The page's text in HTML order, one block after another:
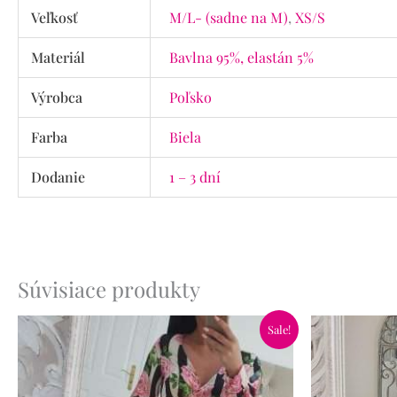
Veľkosť M/L- (sadne na M),XS/S
Materiál Bavlna 95%, elastán 5%
Výrobca Poľsko
Farba Biela
Dodanie 1 – 3 dní
Súvisiace produkty
Sale!
Pôvodná
cena
bola:
59.90€.
34.90€.
cena
bola: